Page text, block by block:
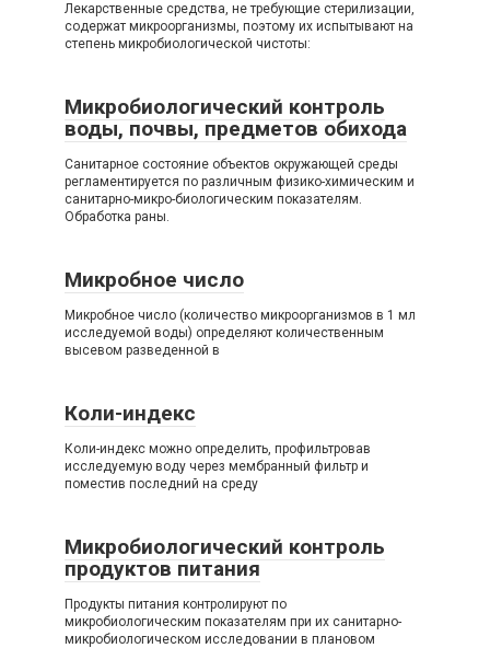
Лекарственные средства, не требующие стерилизации,
содержат микроорганизмы, поэтому их испытывают на
степень микробиологической чистоты:
Микробиологический контроль
воды, почвы, предметов обихода
Санитарное состояние объектов окружающей среды
регламентируется по различным физико-химическим и
санитарно-микро-биологическим показателям.
Обработка раны.
Микробное число
Микробное число (количество микроорганизмов в 1 мл
исследуемой воды) определяют количественным
высевом разведенной в
Коли-индекс
Коли-индекс можно определить, профильтровав
исследуемую воду через мембранный фильтр и
поместив последний на среду
Микробиологический контроль
продуктов питания
Продукты питания контролируют по
микробиологическим показателям при их санитарно-
микробиологическом исследовании в плановом